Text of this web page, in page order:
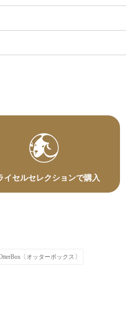
イセルセレクションで購入
〔オッターボックス〕